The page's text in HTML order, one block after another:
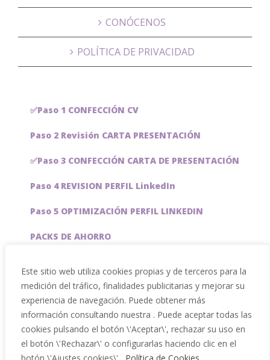
Este sitio web utiliza cookies propias y de terceros para la
medición del tráfico, finalidades publicitarias y mejorar su
experiencia de navegación. Puede obtener más
información consultando nuestra . Puede aceptar todas las
cookies pulsando el botón \'Aceptar\', rechazar su uso en
el botón \'Rechazar\' o configurarlas haciendo clic en el
CONÓCENOS
POLÍTICA DE PRIVACIDAD
✅Paso 1 CONFECCIÓN CV
Paso 2 Revisión CARTA PRESENTACIÓN
✅Paso 3 CONFECCIÓN CARTA DE PRESENTACIÓN
Paso 4 REVISION PERFIL LinkedIn
Paso 5 OPTIMIZACIÓN PERFIL LINKEDIN
PACKS DE AHORRO
Servicios especiales